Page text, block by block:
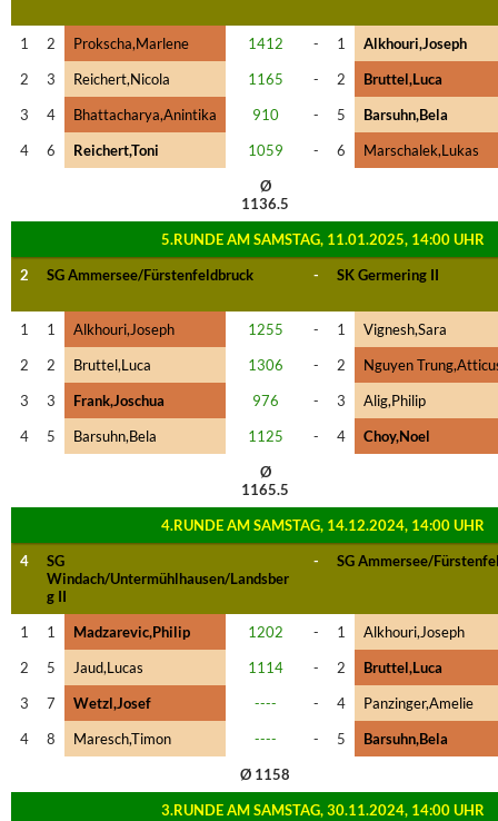
1 2 Prokscha,Marlene 1412 - 1
Alkhouri,Joseph
2
3 Reichert,Nicola 1165 - 2
Bruttel,Luca
3
4 Bhattacharya,Anintika 910 - 5
Barsuhn,Bela
4
6 Reichert,Toni 1059 - 6
Marschalek,Lukas
Ø
1136.5
5.RUNDE AM SAMSTAG, 11.01.2025, 14:00 UHR
2
SG Ammersee/Fürstenfeldbruck - SK Germering II
1 1 Alkhouri,Joseph 1255 - 1
Vignesh,Sara
2
2 Bruttel,Luca 1306 - 2
Nguyen
3
3 Frank,Joschua 976 - 3
Alig,Philip
4
5 Barsuhn,Bela 1125 - 4
Choy,Noel
Ø
1165.5
4.RUNDE AM SAMSTAG, 14.12.2024, 14:00 UHR
4
SG
Windach/Untermühlhausen/Landsber
g II
- SG Ammersee/
1 1 Madzarevic,Philip 1202 - 1
Alkhouri,Joseph
2
5 Jaud,Lucas 1114 - 2
Bruttel,Luca
3
7 Wetzl,Josef ---- - 4
Panzinger,Amelie
4
8 Maresch,Timon ---- - 5
Barsuhn,Bela
Ø 1158
3.RUNDE AM SAMSTAG, 30.11.2024, 14:00 UHR